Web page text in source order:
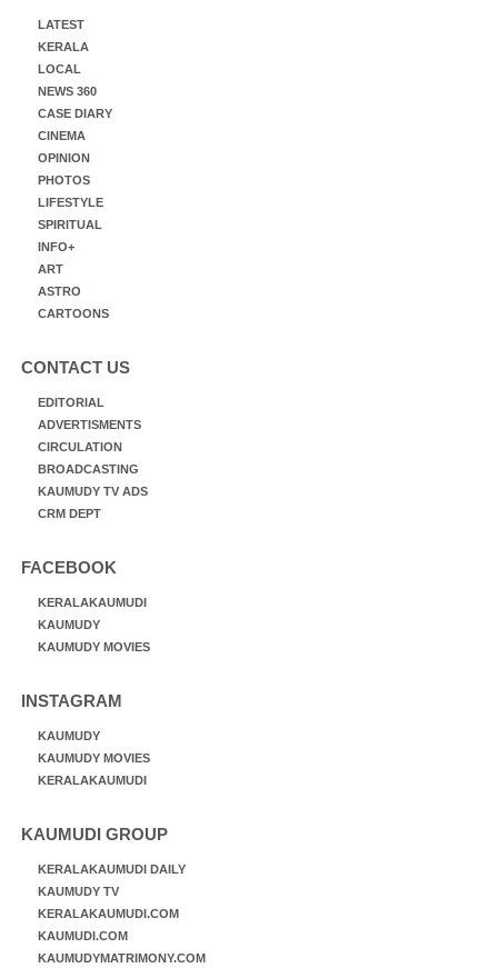
LATEST
KERALA
LOCAL
NEWS 360
CASE DIARY
CINEMA
OPINION
PHOTOS
LIFESTYLE
SPIRITUAL
INFO+
ART
ASTRO
CARTOONS
CONTACT US
EDITORIAL
ADVERTISMENTS
CIRCULATION
BROADCASTING
KAUMUDY TV ADS
CRM DEPT
FACEBOOK
KERALAKAUMUDI
KAUMUDY
KAUMUDY MOVIES
INSTAGRAM
KAUMUDY
KAUMUDY MOVIES
KERALAKAUMUDI
KAUMUDI GROUP
KERALAKAUMUDI DAILY
KAUMUDY TV
KERALAKAUMUDI.COM
KAUMUDI.COM
KAUMUDYMATRIMONY.COM